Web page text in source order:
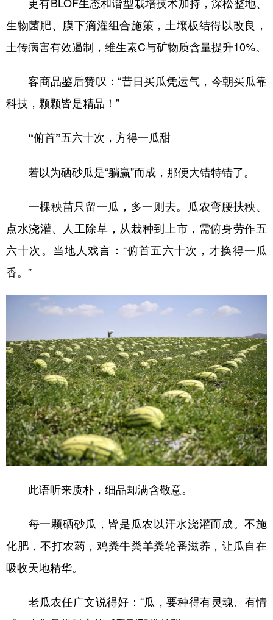
生物菌肥、膜下滴灌组合施策，土壤板结得以改良，
土传病害有效遏制，维生素C与矿物质含量提升10%。
客商品鉴后赞叹：“昔日买瓜凭运气，今朝买瓜靠
科技，颗颗皆是精品！”
“俯首”五六十次，方得一瓜甜
若以为硒砂瓜是“躺赢”而成，那便大错特错了。
一棵秧苗只留一瓜，多一则去。瓜农弯腰扶秧、
点水浇灌、人工除草，从栽种到上市，需俯身劳作五
六十次。当地人戏言：“俯首五六十次，才换得一瓜
香。”
此语听来质朴，细品却满含敬意。
每一颗硒砂瓜，皆是瓜农以汗水浇灌而成。不施
化肥，不打农药，鸡粪牛粪羊粪轮番滋养，让瓜自在
吸收天地精华。
老瓜农任广文说得好：“瓜，要种得有灵魂、有情